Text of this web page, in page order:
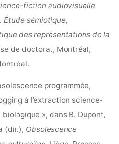
fiction audiovisuelle
sémiotique,
des représentations de la
de doctorat, Montréal,
programmée,
à l’extraction science-
», dans B. Dupont,
(dir.), Obsolescence